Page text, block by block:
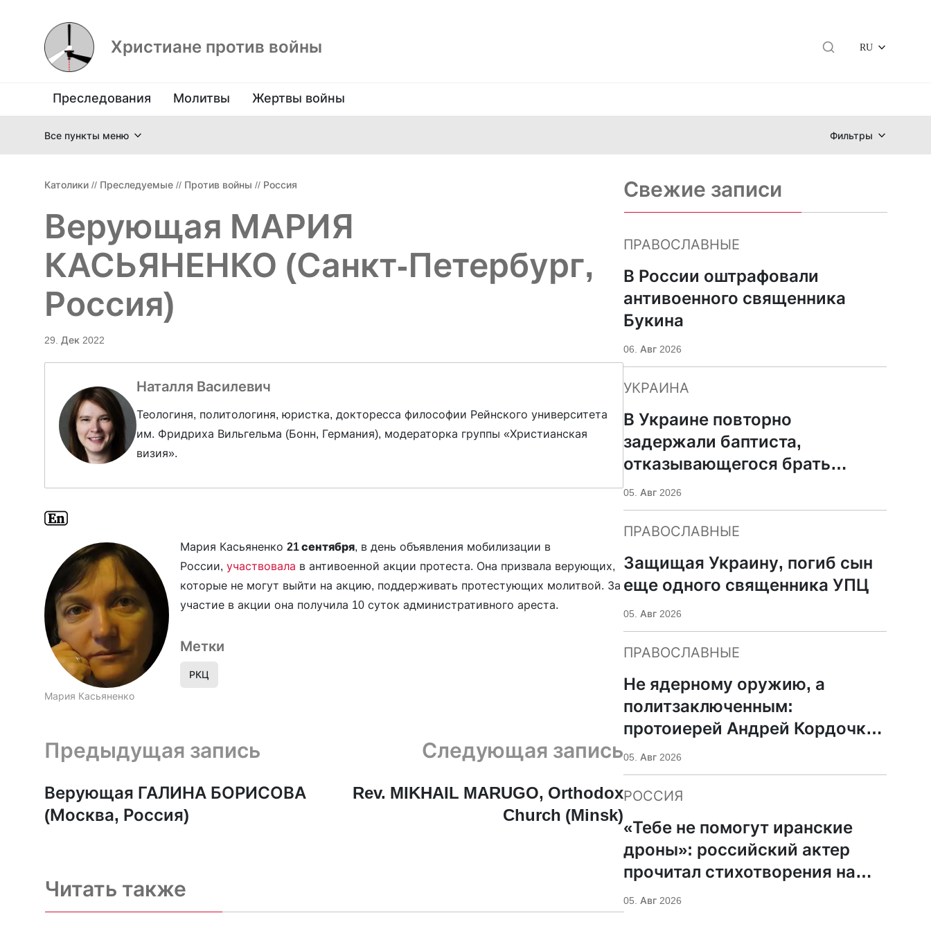
Христиане против войны RU
Преследования Молитвы Жертвы войны
Все пункты меню Фильтры
Католики // Преследуемые // Против войны // Россия
Верующая МАРИЯ
КАСЬЯНЕНКО (Санкт-Петербург,
Россия)
29. Дек 2022
Наталля Василевич
Теологиня, политологиня, юристка, докторесса философии Рейнского университета
им. Фридриха Вильгельма (Бонн, Германия), модераторка группы «Христианская
визия».
Мария Касьяненко
Мария Касьяненко 21 сентября, в день объявления мобилизации в
России, участвовала в антивоенной акции протеста. Она призвала верующих,
которые не могут выйти на акцию, поддерживать протестующих молитвой. За
участие в акции она получила 10 суток административного ареста.
Метки
РКЦ
Предыдущая запись и следующая запись
Предыдущая запись
Верующая ГАЛИНА БОРИСОВА
(Москва, Россия)
Следующая запись
Rev. MIKHAIL MARUGO, Orthodox
Church (Minsk)
Читать также
Свежие записи
ПРАВОСЛАВНЫЕ
В России оштрафовали
антивоенного священника
Букина
06. Авг 2026
УКРАИНА
В Украине повторно
задержали баптиста,
отказывающегося брать
оружие
05. Авг 2026
ПРАВОСЛАВНЫЕ
Защищая Украину, погиб сын
еще одного священника УПЦ
05. Авг 2026
ПРАВОСЛАВНЫЕ
Не ядерному оружию, а
политзаключенным:
протоиерей Андрей Кордочкин
предложил иное
покровительство для
Серафима Саровского
05. Авг 2026
РОССИЯ
«Тебе не помогут иранские
дроны»: российский актер
прочитал стихотворения на
фоне храмов РПЦ
05. Авг 2026